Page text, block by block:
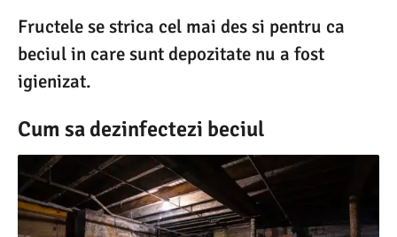
Fructele se strica cel mai des si pentru ca
beciul in care sunt depozitate nu a fost
igienizat.
Cum sa dezinfectezi beciul